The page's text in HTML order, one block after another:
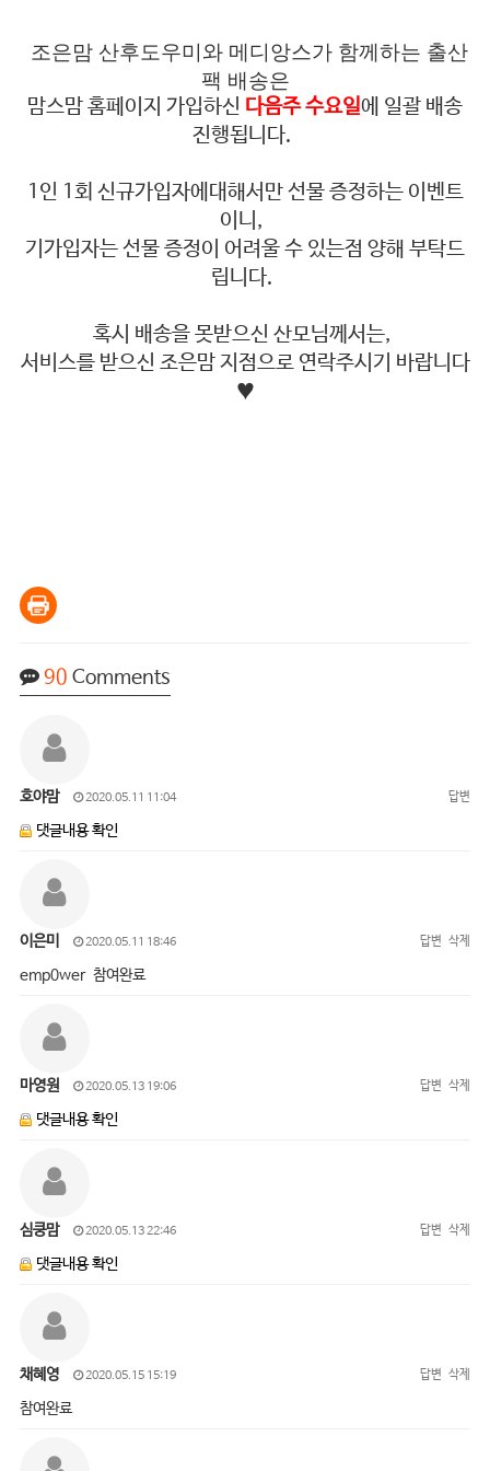
조은맘 산후도우미와 메디앙스가 함께하는 출산
팩 배송은
맘스맘 홈페이지 가입하신 다음주 수요일에 일괄 배송
진행됩니다.
1인 1회 신규가입자에대해서만 선물 증정하는 이벤트
이니,
기가입자는 선물 증정이 어려울 수 있는점 양해 부탁드
립니다.
혹시 배송을 못받으신 산모님께서는,
서비스를 받으신 조은맘 지점으로 연락주시기 바랍니다
♥
90 Comments
호야맘 2020.05.11 11:04 답변
댓글내용 확인
이은미 2020.05.11 18:46 답변 삭제
emp0wer 참여완료
마영원 2020.05.13 19:06 답변 삭제
댓글내용 확인
심쿵맘 2020.05.13 22:46 답변 삭제
댓글내용 확인
채혜영 2020.05.15 15:19 답변 삭제
참여완료